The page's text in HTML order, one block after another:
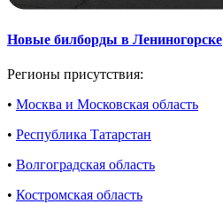
Новые билборды в Лениногорске
Регионы присутствия:
• Москва и Московская область
• Республика Татарстан
• Волгоградская область
• Костромская область